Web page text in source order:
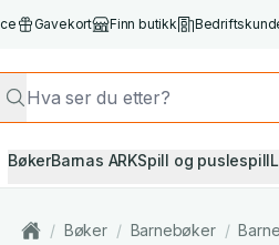
Gavekort Finn butikk
BøkerBarnas ARKSpill og puslespill
/ Bøker / Barnebøker /